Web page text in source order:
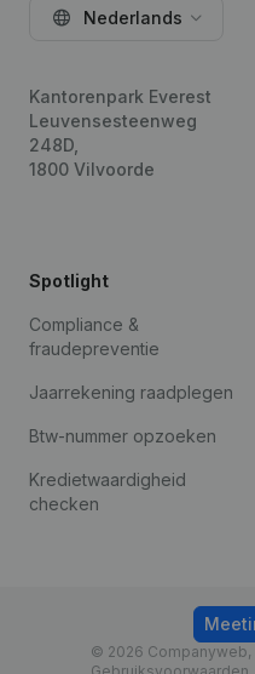
Nederlands
Kantorenpark Everest
Leuvensesteenweg
248D,
1800 Vilvoorde
Spotlight
Compliance &
fraudepreventie
Jaarrekening raadplegen
Btw-nummer opzoeken
Kredietwaardigheid
checken
© 2026